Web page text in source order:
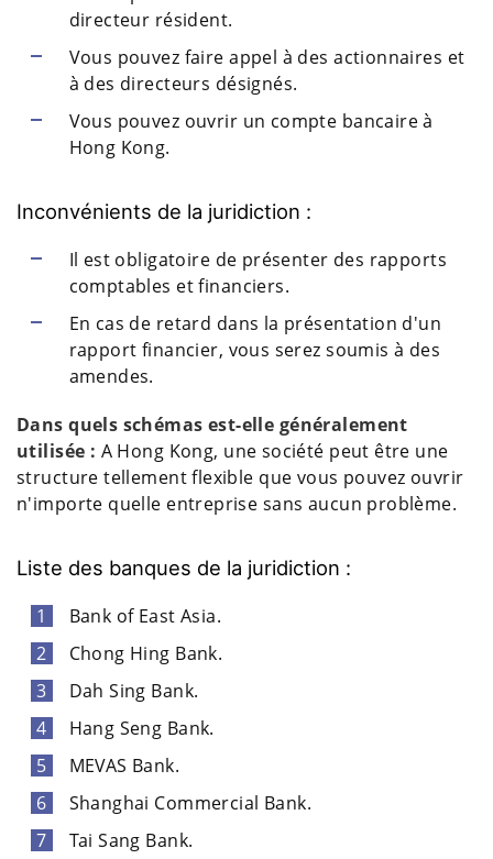
directeur résident.
Vous pouvez faire appel à des actionnaires et
à des directeurs désignés.
Vous pouvez ouvrir un compte bancaire à
Hong Kong.
Inconvénients de la juridiction :
Il est obligatoire de présenter des rapports
comptables et financiers.
En cas de retard dans la présentation d'un
rapport financier, vous serez soumis à des
amendes.
Dans quels schémas est-elle généralement
utilisée : A Hong Kong, une société peut être une
structure tellement flexible que vous pouvez ouvrir
n'importe quelle entreprise sans aucun problème.
Liste des banques de la juridiction :
Bank of East Asia.
Chong Hing Bank.
Dah Sing Bank.
Hang Seng Bank.
MEVAS Bank.
Shanghai Commercial Bank.
Tai Sang Bank.